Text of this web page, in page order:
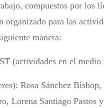
compuestos por los
organizado para las
manera:
(actividades en el medio
Rosa Sánchez Bishop,
Lorena Santiago Pastos